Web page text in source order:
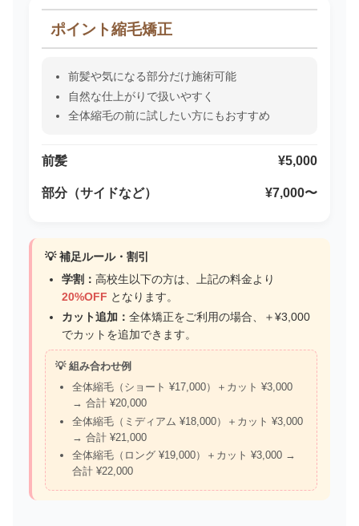
ポイント縮毛矯正
前髪や気になる部分だけ施術可能
自然な仕上がりで扱いやすく
全体縮毛の前に試したい方にもおすすめ
前髪 ¥5,000
部分（サイドなど） ¥7,000〜
💡 補足ルール・割引
学割： 高校生以下の方は、上記の料金より
20%OFF となります。
カット追加： 全体矯正をご利用の場合、＋¥3,000
でカットを追加できます。
💡 組み合わせ例
全体縮毛（ショート ¥17,000）＋カット ¥3,000
→ 合計 ¥20,000
全体縮毛（ミディアム ¥18,000）＋カット ¥3,000
→ 合計 ¥21,000
全体縮毛（ロング ¥19,000）＋カット ¥3,000 →
合計 ¥22,000